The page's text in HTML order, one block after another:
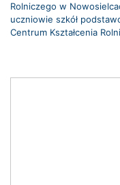
Rolniczego w
uczniowie szkół
Centrum Kształcenia